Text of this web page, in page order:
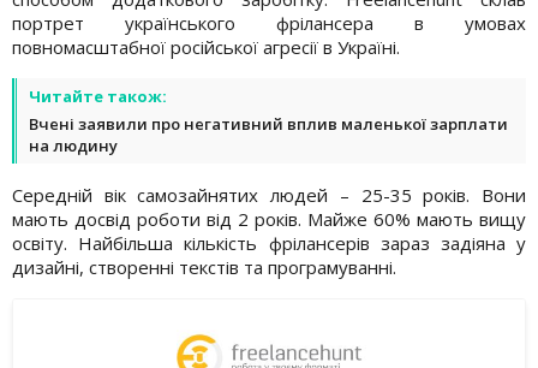
портрет українського фрілансера в умовах
повномасштабної російської агресії в Україні.
Читайте також:
Вчені заявили про негативний вплив маленької зарплати
на людину
Середній вік самозайнятих людей – 25-35 років. Вони
мають досвід роботи від 2 років. Майже 60% мають вищу
освіту. Найбільша кількість фрілансерів зараз задіяна у
дизайні, створенні текстів та програмуванні.